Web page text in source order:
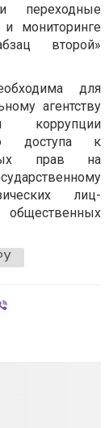
переходные
мониторинге
второй»
для
агентству
коррупции
доступа к
прав на
лиц-